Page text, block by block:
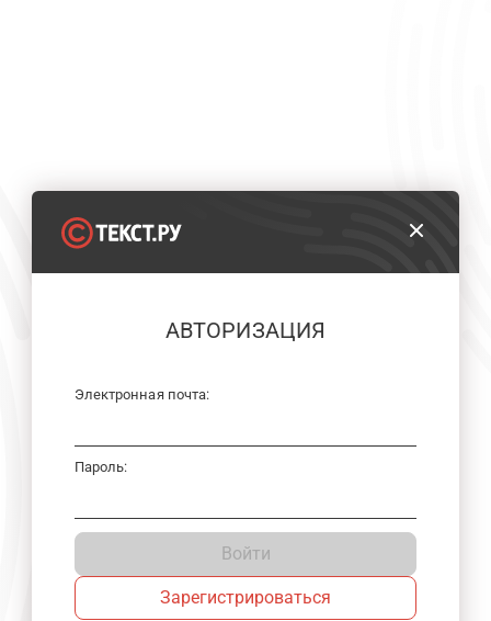
АВТОРИЗАЦИЯ
Электронная почта:
Пароль:
Войти
Зарегистрироваться